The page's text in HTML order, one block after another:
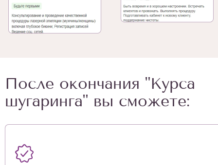
После окончания "Курса
шугаринга" вы сможете: